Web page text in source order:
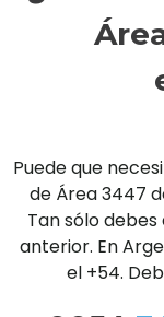
Puede que
de Área 3447
Tan sólo
anterior. En
el +54.